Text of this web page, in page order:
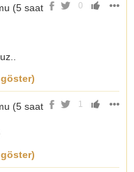
0
(5 saat
1
(5 saat